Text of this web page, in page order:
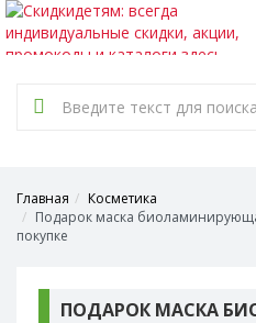
Главная
Косметика
Подарок маска
покупке
ПОДАРОК МАСКА